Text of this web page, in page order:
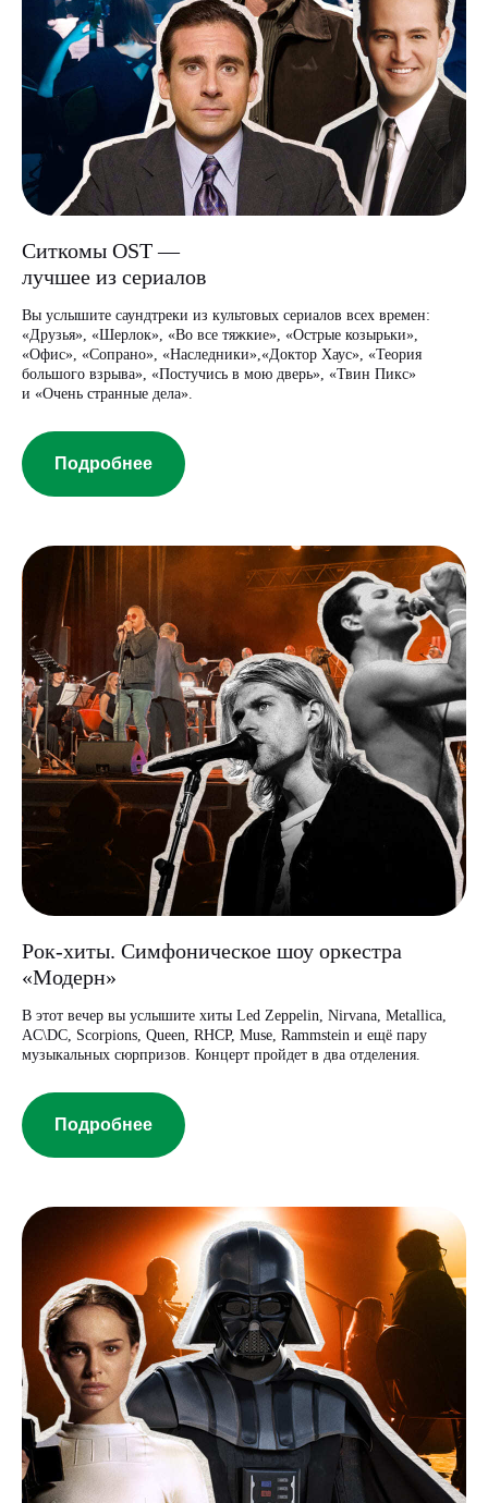
Ситкомы OST —
лучшее из сериалов
Вы услышите саундтреки из культовых сериалов всех времен:
«Друзья», «Шерлок», «Во все тяжкие», «Острые козырьки»,
«Офис», «Сопрано», «Наследники»,«Доктор Хаус», «Теория
большого взрыва», «Постучись в мою дверь», «Твин Пикс»
и «Очень странные дела».
Подробнее
Рок-хиты. Симфоническое шоу оркестра
«Модерн»
В этот вечер вы услышите хиты Led Zeppelin, Nirvana, Metallica,
AC\DC, Scorpions, Queen, RHCP, Muse, Rammstein и ещё пару
музыкальных сюрпризов. Концерт пройдет в два отделения.
Подробнее